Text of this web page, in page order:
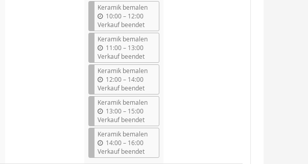
Keramik bemalen
10:00–b
i
s
12:00
Verkauf beendet
Keramik bemalen
11:00–b
i
s
13:00
Verkauf beendet
Keramik bemalen
12:00–b
i
s
14:00
Verkauf beendet
Keramik bemalen
13:00–b
i
s
15:00
Verkauf beendet
Keramik bemalen
14:00–b
i
s
16:00
Verkauf beendet